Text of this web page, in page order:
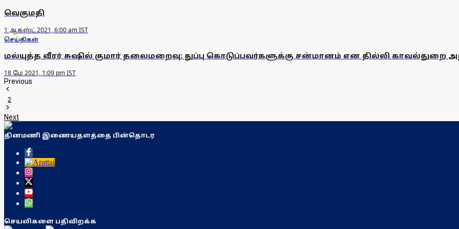
வெகுமதி
1 ஆகஸ்ட் 2021, 6:00 am IST
செய்திகள்
மல்யுத்த வீரர் சுஷில் குமார் தலைமறைவு: துப்பு கொடுப்பவர்களுக்கு சன்மானம் என தில்லி காவல்துறை
18 மே 2021, 1:09 pm IST
Previous
2
Next
தினமணி இணையதளத்தை பின்தொடர
செயலிகளை பதிவிறக்க